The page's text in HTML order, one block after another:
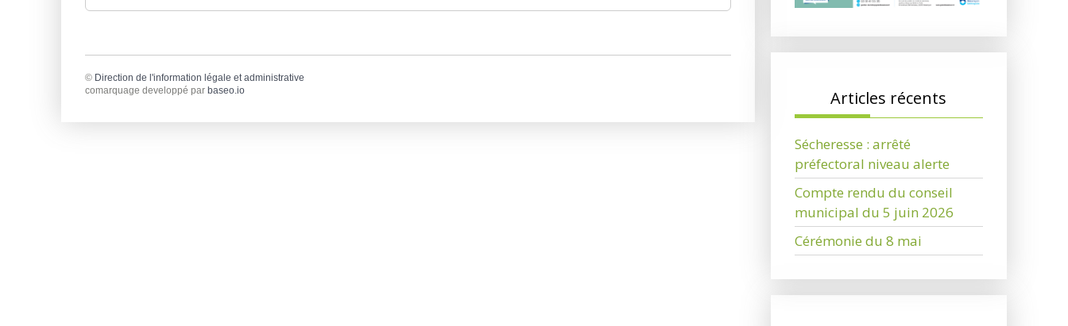
© Direction de l'information légale et administrative
comarquage developpé par baseo.io Articles récents
Sécheresse : arrêté
préfectoral niveau alerte
Compte rendu du conseil
municipal du 5 juin 2026
Cérémonie du 8 mai